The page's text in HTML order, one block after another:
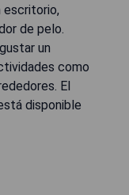
escritorio,
de pelo.
un
como
El
disponible